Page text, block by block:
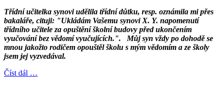
Třídní učitelka synovi udělila třídní důtku, resp. oznámila mi přes
bakaláře, cituji: "Ukládám Vašemu synovi X. Y. napomenutí
třídního učitele za opuštění školní budovy před ukončením
vyučování bez vědomí vyučujících.". Můj syn vždy po dohodě se
mnou jakožto rodičem opouštěl školu s mým vědomím a ze školy
jsem jej vyzvedával.
Číst dál …